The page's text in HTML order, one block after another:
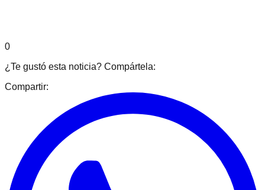
0
¿Te gustó esta noticia? Compártela:
Compartir: